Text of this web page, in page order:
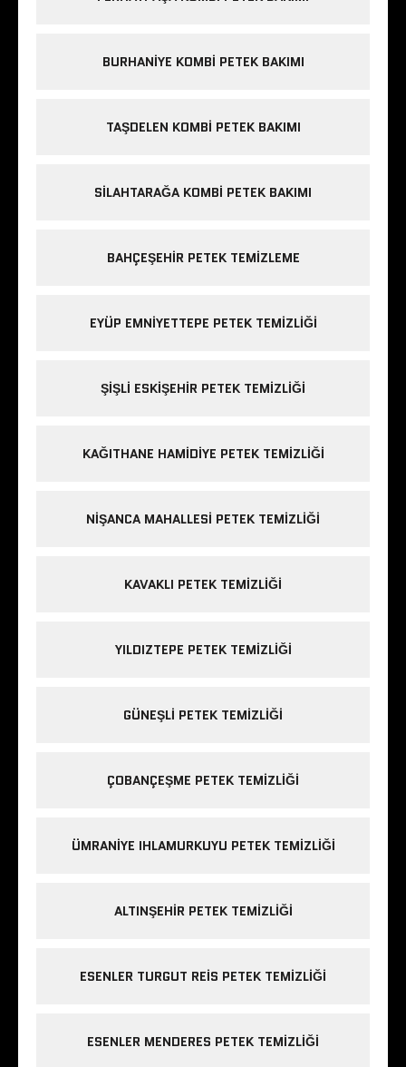
BURHANIYE KOMBI PETEK BAKIMI
TAŞDELEN KOMBI PETEK BAKIMI
SILAHTARAĞA KOMBI PETEK BAKIMI
BAHÇEŞEHIR PETEK TEMIZLEME
EYÜP EMNIYETTEPE PETEK TEMIZLIĞI
ŞIŞLI ESKIŞEHIR PETEK TEMIZLIĞI
KAĞITHANE HAMIDIYE PETEK TEMIZLIĞI
NIŞANCA MAHALLESI PETEK TEMIZLIĞI
KAVAKLI PETEK TEMIZLIĞI
YILDIZTEPE PETEK TEMIZLIĞI
GÜNEŞLI PETEK TEMIZLIĞI
ÇOBANÇEŞME PETEK TEMIZLIĞI
ÜMRANIYE IHLAMURKUYU PETEK TEMIZLIĞI
ALTINŞEHIR PETEK TEMIZLIĞI
ESENLER TURGUT REIS PETEK TEMIZLIĞI
ESENLER MENDERES PETEK TEMIZLIĞI